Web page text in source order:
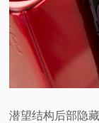
潜望结构后部隐